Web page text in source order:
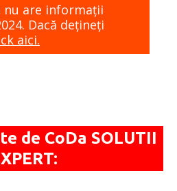
nu are informaţii
Dacă dețineți
aici.
de CoDa SOLUTII